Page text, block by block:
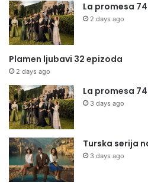
La promesa
2 days ago
Plamen ljubavi 32 epizoda
2 days ago
La promesa
3 days ago
Turska serija
3 days ago